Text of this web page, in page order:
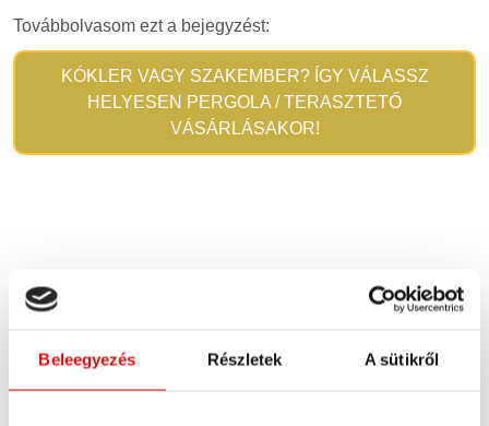
Beleegyezés Részletek A sütikről
Továbbolvasom ezt a bejegyzést:
KÓKLER VAGY SZAKEMBER? ÍGY VÁLASSZ
HELYESEN PERGOLA / TERASZTETŐ
VÁSÁRLÁSAKOR!